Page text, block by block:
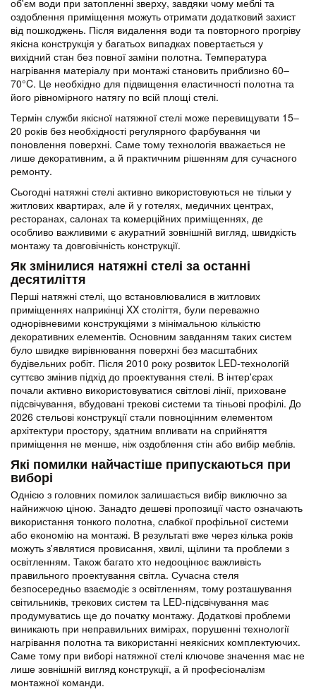
оздоблення приміщення можуть отримати додатковий захист
від пошкоджень. Після видалення води та повторного прогріву
якісна конструкція у багатьох випадках повертається у
вихідний стан без повної заміни полотна. Температура
нагрівання матеріалу при монтажі становить приблизно 60–
70°C. Це необхідно для підвищення еластичності полотна та
його рівномірного натягу по всій площі стелі.
Термін служби якісної натяжної стелі може перевищувати 15–
20 років без необхідності регулярного фарбування чи
поновлення поверхні. Саме тому технологія вважається не
лише декоративним, а й практичним рішенням для сучасного
ремонту.
Сьогодні натяжні стелі активно використовуються не тільки у
житлових квартирах, але й у готелях, медичних центрах,
ресторанах, салонах та комерційних приміщеннях, де
особливо важливими є акуратний зовнішній вигляд, швидкість
монтажу та довговічність конструкції.
Як змінилися натяжні стелі за останні
десятиліття
Перші натяжні стелі, що встановлювалися в житлових
приміщеннях наприкінці XX століття, були переважно
однорівневими конструкціями з мінімальною кількістю
декоративних елементів. Основним завданням таких систем
було швидке вирівнювання поверхні без масштабних
будівельних робіт. Після 2010 року розвиток LED-технологій
суттєво змінив підхід до проектування стелі. В інтер'єрах
почали активно використовуватися світлові лінії, приховане
підсвічування, вбудовані трекові системи та тіньові профілі. До
2026 стельові конструкції стали повноцінним елементом
архітектури простору, здатним впливати на сприйняття
приміщення не менше, ніж оздоблення стін або вибір меблів.
Які помилки найчастіше припускаються при
виборі
Однією з головних помилок залишається вибір виключно за
найнижчою ціною. Занадто дешеві пропозиції часто означають
використання тонкого полотна, слабкої профільної системи
або економію на монтажі. В результаті вже через кілька років
можуть з'являтися провисання, хвилі, щілини та проблеми з
освітленням. Також багато хто недооцінює важливість
правильного проектування світла. Сучасна стеля
безпосередньо взаємодіє з освітленням, тому розташування
світильників, трекових систем та LED-підсвічування має
продумуватись ще до початку монтажу. Додаткові проблеми
виникають при неправильних вимірах, порушенні технології
нагрівання полотна та використанні неякісних комплектуючих.
Саме тому при виборі натяжної стелі ключове значення має не
лише зовнішній вигляд конструкції, а й професіоналізм
монтажної команди.